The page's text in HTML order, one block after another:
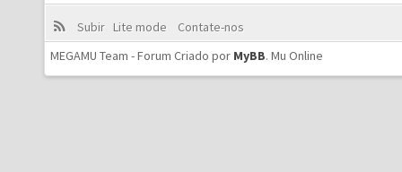
Subir Lite mode
Contate-nos
MEGAMU Team - Forum Criado por MyBB. Mu Online